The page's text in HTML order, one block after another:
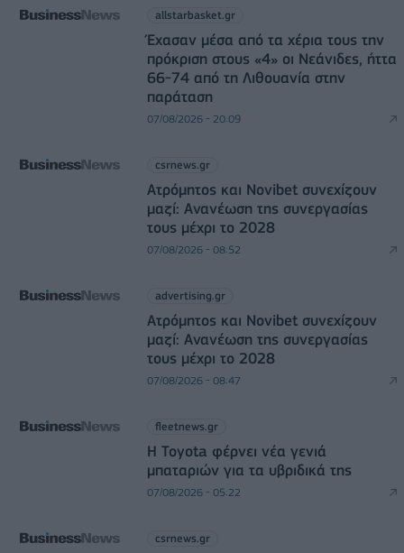
allstarbasket.gr
Έχασαν μέσα από τα χέρια τους την
πρόκριση στους «4» οι Νεάνιδες, ήττα
66-74 από τη Λιθουανία στην
παράταση
07/08/2026 - 20:09
csrnews.gr
Ατρόμητος και Novibet συνεχίζουν
μαζί: Ανανέωση της συνεργασίας
τους μέχρι το 2028
07/08/2026 - 08:52
advertising.gr
Ατρόμητος και Novibet συνεχίζουν
μαζί: Ανανέωση της συνεργασίας
τους μέχρι το 2028
07/08/2026 - 08:47
fleetnews.gr
Η Toyota φέρνει νέα γενιά
μπαταριών για τα υβριδικά της
07/08/2026 - 05:22
csrnews.gr